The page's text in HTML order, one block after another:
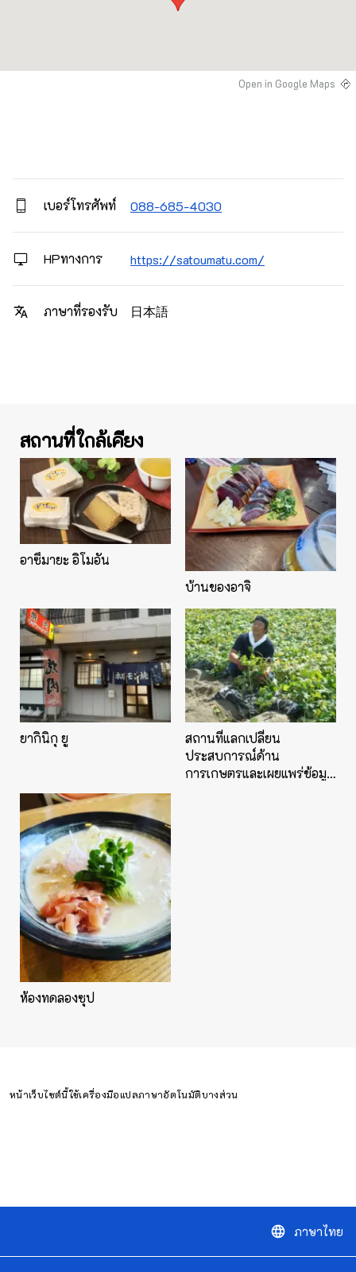
Open in Google Maps
เบอร์โทรศัพท์ 088-685-4030
HPทางการ https://satoumatu.com/
ภาษาที่รองรับ 日本語
สถานที่ใกล้เคียง
อาซึมายะ อิโมอัน
บ้านของอาจิ
ยากินิกุ ยู
สถานที่แลกเปลี่ยน
ประสบการณ์ด้าน
การเกษตรและเผยแพร่ข้อมูล
ห้องทดลองซุป
หน้าเว็บไซต์นี้ใช้เครื่องมือแปลภาษาอัตโนมัติบางส่วน
language ภาษาไทย